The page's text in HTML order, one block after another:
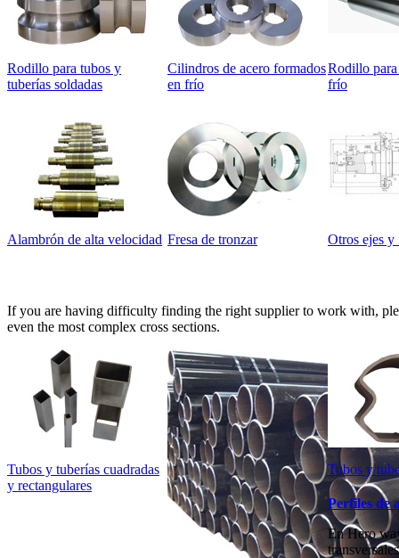
Rodillo para tubos y
tuberías soldadas
Cilindros de acero formados
en frío
Rodillo
frío
Alambrón de alta velocidad Fresa de tronzar Otros ejes
If you are having difficulty finding the right supplier to work with,
even the most complex cross sections.
Tubos y tuberías cuadradas
y rectangulares
Tubos y
Perfiles de
En Hero